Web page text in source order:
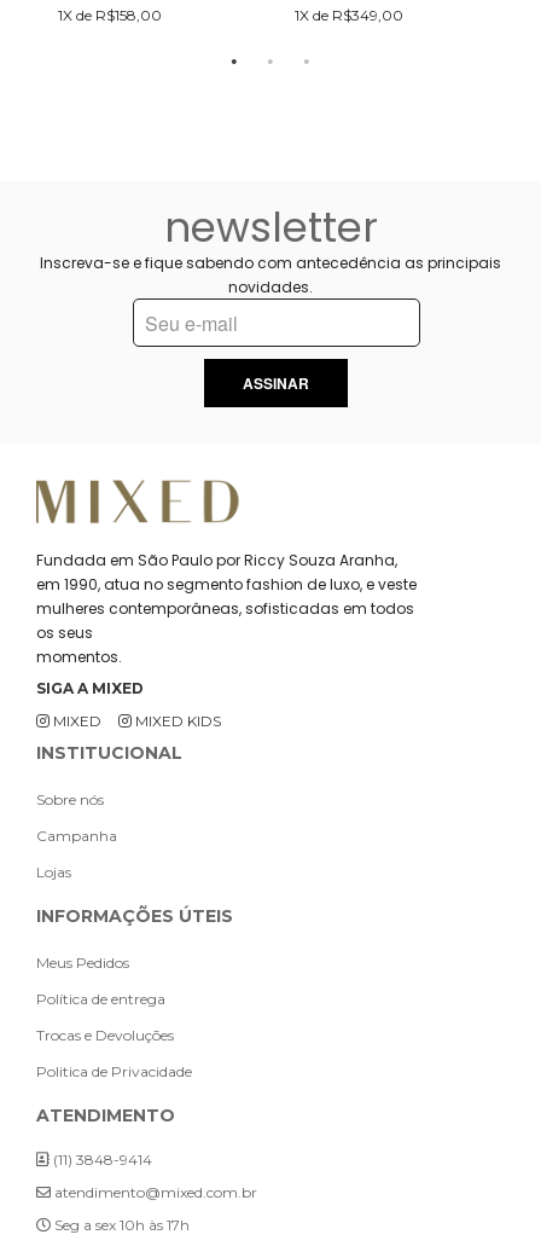
1X de R$158,00 1X de R$349,00
newsletter
Inscreva-se e fique sabendo com antecedência as principais
novidades.
ASSINAR
Fundada em São Paulo por Riccy Souza Aranha,
em 1990, atua no segmento fashion de luxo, e veste
mulheres contemporâneas, sofisticadas em todos
os seus
momentos.
SIGA A MIXED
MIXED
MIXED KIDS
INSTITUCIONAL
Sobre nós
Campanha
Lojas
INFORMAÇÕES ÚTEIS
Meus Pedidos
Política de entrega
Trocas e Devoluções
Politica de Privacidade
ATENDIMENTO
(11) 3848-9414
atendimento@mixed.com.br
Seg a sex 10h às 17h